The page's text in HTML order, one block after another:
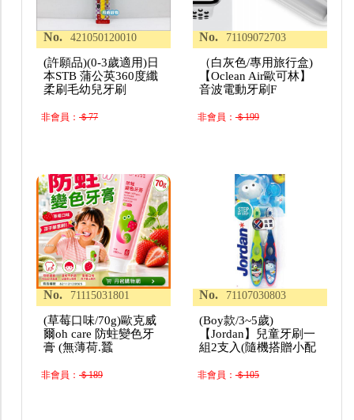
No. 421050120010
(許願品)(0-3歲適用)日
本STB 蒲公英360度纖
柔刷毛幼兒牙刷
非會員：＄77
No. 71109072703
（白灰色/專用旅行盒)
【Oclean Air歐可林】
音波電動牙刷F
非會員：＄199
No. 71115031801
(草莓口味/70g)歐克威
爾oh care 防蛀變色牙
膏 (無薄荷.蠶
非會員：＄189
No. 71107030803
(Boy款/3~5歲)
【Jordan】兒童牙刷一
組2支入(隨機搭贈小配
非會員：＄105